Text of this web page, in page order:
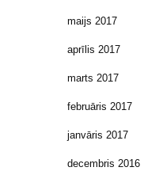
maijs 2017
aprīlis 2017
marts 2017
februāris 2017
janvāris 2017
decembris 2016